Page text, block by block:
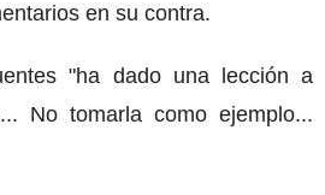
en su contra.
"ha dado una lección a
No tomarla como ejemplo...